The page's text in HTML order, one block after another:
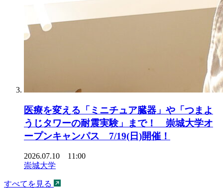
医療を変える「ミニチュア臓器」や「つまよ
うじタワーの耐震実験」まで！ 崇城大学オ
ープンキャンパス 7/19(日)開催！
2026.07.10 11:00
崇城大学
すべてを見る